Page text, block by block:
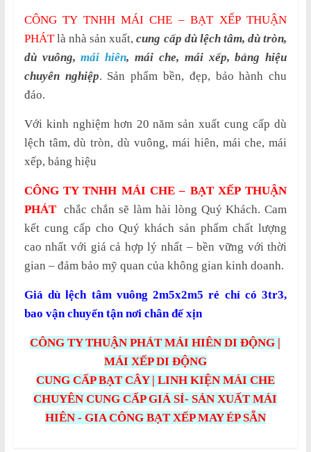
CÔNG TY TNHH MÁI CHE – BẠT XẾP THUẬN
PHÁTlà nhà sản xuất,cung cấp dù lệch tâm, dù tròn,
dù vuông,mái hiên, mái che, mái xếp, bảng hiệu
chuyên nghiệp. Sản phẩm bền, đẹp, bảo hành chu
đáo.
Với kinh nghiệm hơn 20 năm sản xuất cung cấp dù
lệch tâm, dù tròn, dù vuông, mái hiên, mái che, mái
xếp, bảng hiệu
CÔNG TY TNHH MÁI CHE – BẠT XẾP THUẬN
PHÁT chắc chắn sẽ làm hài lòng Quý Khách. Cam
kết cung cấp cho Quý khách sản phẩm chất lượng
cao nhất với giá cả hợp lý nhất – bền vững với thời
gian – đảm bảo mỹ quan của không gian kinh doanh.
Giá dù lệch tâm vuông 2m5x2m5 rẻ chỉ có 3tr3,
bao vận chuyển tận nơi chân đế xịn
CÔNG TY THUẬN PHÁT MÁI HIÊN DI ĐỘNG |
MÁI XẾP DI ĐỘNG
CUNG CẤP BẠT CÂY | LINH KIỆN MÁI CHE
CHUYÊN CUNG CẤP GIÁ SỈ- SẢN XUẤT MÁI
HIÊN - GIA CÔNG BẠT XẾP MAY ÉP SẴN